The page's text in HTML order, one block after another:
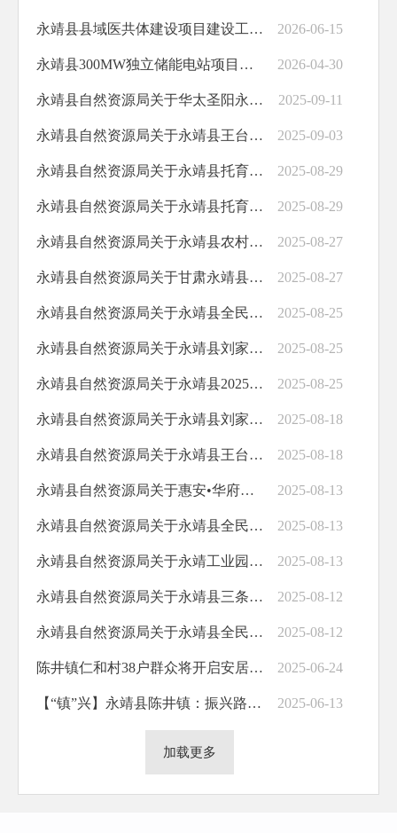
永靖县县域医共体建设项目建设工程修建性详细规划批前公示 2026-06-15
永靖县300MW独立储能电站项目用地预审与选址意见书批后公布 2026-04-30
永靖县自然资源局关于华太圣阳永靖新能源产业基地项目建筑方案设计批前公示 2025-09-11
永靖县自然资源局关于永靖县王台加油站项目修建性详细规划批前公示 2025-09-03
永靖县自然资源局关于永靖县托育中心建设项目用地预审与选址意见书批后公布 2025-08-29
永靖县自然资源局关于永靖县托育中心建设项目建设用地规划许可证批前公示 2025-08-29
永靖县自然资源局关于永靖县农村信用合作联社城北信用社建设项目用地规划许可证批后公布 2025-08-27
永靖县自然资源局关于甘肃永靖县工业园区装备制造物流产业园项目用地规划许可证批后公布 2025-08-27
永靖县自然资源局关于永靖县全民健身中心建设项目建设工程规划许可证批后公布 2025-08-25
永靖县自然资源局关于永靖县刘家峡镇社区卫生服务中心灾后易地新建项目建设工程规划许可证批后公布 2025-08-25
永靖县自然资源局关于永靖县2025年老旧小区更新改造项目用地规划许可证批后公布 2025-08-25
永靖县自然资源局关于永靖县刘家峡镇社区卫生服务中心灾后易地新建项目规划方案设计批前公示 2025-08-18
永靖县自然资源局关于永靖县王台加油站项目用地规划许可证批后公布 2025-08-18
永靖县自然资源局关于惠安•华府住宅小区建筑方案设计批前公示 2025-08-13
永靖县自然资源局关于永靖县全民健身中心建设项目建筑方案设计批前公示 2025-08-13
永靖县自然资源局关于永靖工业园区标准化厂房及基础设施建设项目一期东侧工业路建设工程规划许可证批后公布 2025-08-13
永靖县自然资源局关于永靖县三条岘乡马圈沟建筑用石料矿绿色矿山资源开发利用项目用地预审与选址意见书批前公示 2025-08-12
永靖县自然资源局关于永靖县全民健身中心建设项目用地规划许可证批后公布 2025-08-12
陈井镇仁和村38户群众将开启安居新生活 2025-06-24
【“镇”兴】永靖县陈井镇：振兴路上跳动的脉搏 2025-06-13
加载更多